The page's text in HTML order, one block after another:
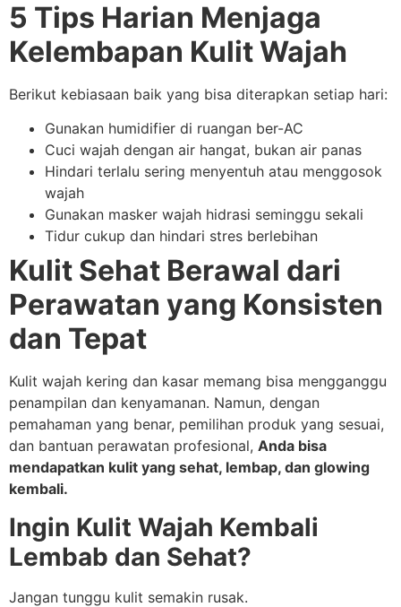
5 Tips Harian Menjaga
Kelembapan Kulit Wajah
Berikut kebiasaan baik yang bisa diterapkan setiap hari:
Gunakan humidifier di ruangan ber-AC
Cuci wajah dengan air hangat, bukan air panas
Hindari terlalu sering menyentuh atau menggosok
wajah
Gunakan masker wajah hidrasi seminggu sekali
Tidur cukup dan hindari stres berlebihan
Kulit Sehat Berawal dari
Perawatan yang Konsisten
dan Tepat
Kulit wajah kering dan kasar memang bisa mengganggu
penampilan dan kenyamanan. Namun, dengan
pemahaman yang benar, pemilihan produk yang sesuai,
dan bantuan perawatan profesional, Anda bisa
mendapatkan kulit yang sehat, lembap, dan glowing
kembali.
Ingin Kulit Wajah Kembali
Lembab dan Sehat?
Jangan tunggu kulit semakin rusak.